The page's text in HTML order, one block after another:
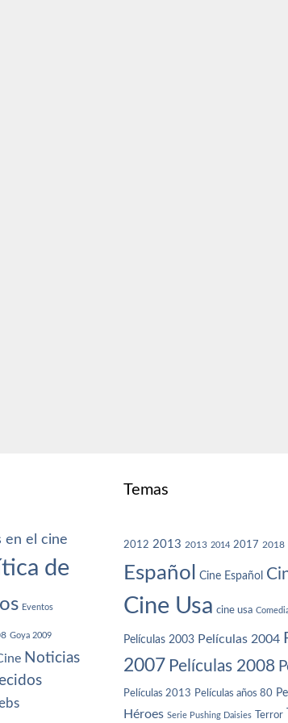
en el cine
de
Eventos
Goya 2009
Noticias
Temas
2012 2013 2013 2014 2017 2018
Español Cine Español
Cine Usa cine usa
Películas 2003 Películas 2004
2007 Películas 2008
Películas 2013 Películas años 80
Héroes Serie Pushing Daisies Terror